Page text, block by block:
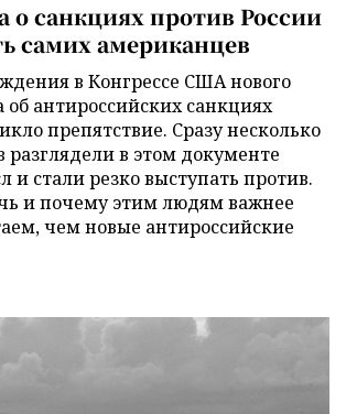
о санкциях против России
самих американцев
в Конгрессе США нового
об антироссийских санкциях
препятствие. Сразу несколько
разглядели в этом документе
и стали резко выступать против.
и почему этим людям важнее
чем новые антироссийские